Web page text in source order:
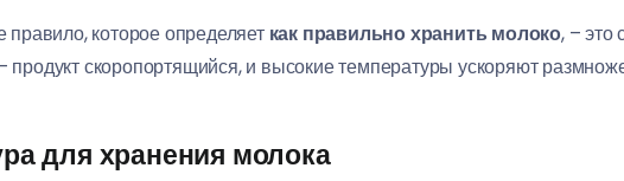
которое определяет как правильно хранить молоко, – это
продукт скоропортящийся, и высокие температуры ускоряют
для хранения молока